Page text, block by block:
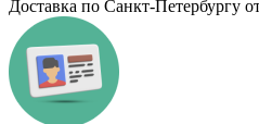
Доставка по Санкт-Петербургу